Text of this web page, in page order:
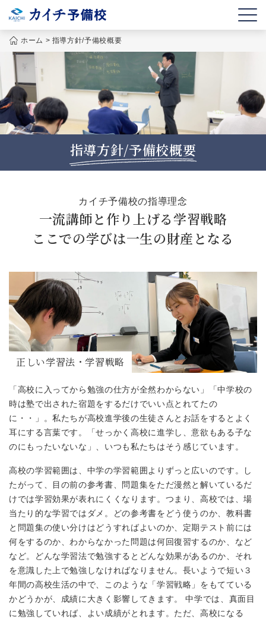
ホーム > 指導方針/予備校概要
指導方針/予備校概要
カイチ予備校の指導理念
一流講師と作り上げる学習戦略
ここでの学びは一生の財産となる
正しい学習法・学習戦略
「高校に入ってから勉強の仕方が全然わからない」「中学校の
時は塾で出された宿題をするだけでいい点とれてたの
に・・」。私たちが高校進学後の生徒さんとお話をするとよく
耳にする言葉です。「せっかく高校に進学し、意欲もある子な
のにもったいないな」、いつも私たちはそう感じています。
高校の学習範囲は、中学の学習範囲よりずっと広いのです。し
たがって、目の前の参考書、問題集をただ漫然と解いているだ
けでは学習効果が表れにくくなります。つまり、高校では、場
当たり的な学習ではダメ。どの参考書をどう使うのか、教科書
と問題集の使い分けはどうすればよいのか、定期テスト前には
何をするのか、わからなかった問題は何回復習するのか、など
など。どんな学習法で勉強するとどんな効果があるのか、それ
を意識した上で勉強しなければなりません。長いようで短い３
年間の高校生活の中で、このような「学習戦略」をもてている
かどうかが、成績に大きく影響してきます。 中学では、真面目
に勉強していれば、よい成績がとれます。ただ、高校になる